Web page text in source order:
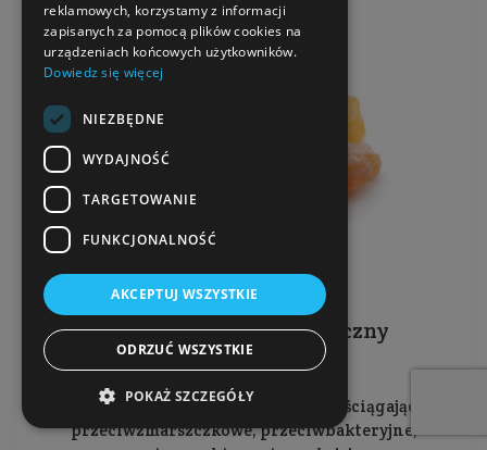
Kadzidłowy olejek eteryczny
Posiada właściwości antyseptyczne, ściągające,
przeciwzmarszczkowe, przeciwbakteryjne,
reklamowych, korzystamy z informacji
zapisanych za pomocą plików cookies na
urządzeniach końcowych użytkowników.
Dowiedz się więcej
NIEZBĘDNE
WYDAJNOŚĆ
TARGETOWANIE
FUNKCJONALNOŚĆ
AKCEPTUJ WSZYSTKIE
ODRZUĆ WSZYSTKIE
POKAŻ SZCZEGÓŁY